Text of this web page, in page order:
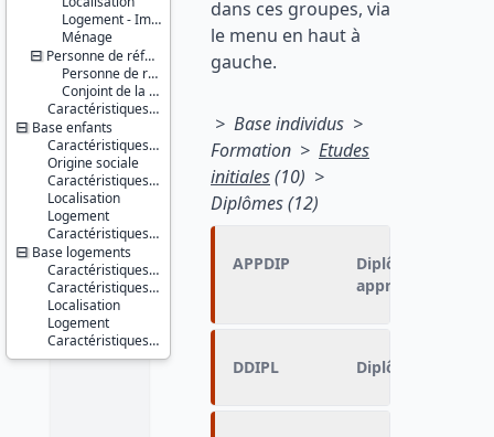
identifiants. date : 2015-11-13
Logement - Immeuble
Ménage
Personne de référence du ménage et son conjoint
Personne de référence du ménage
Conjoint de la personne de référence du ménage
Caractéristiques d'enquête
Base enfants
Caractéristiques personnelles
Origine sociale
Caractéristiques du ménage
Localisation
Logement
Caractéristiques d'enquête
Base logements
Caractéristiques de la PRM
Caractéristiques du ménage
Localisation
Logement
Caractéristiques d'enquête
dans ces groupes, via
le menu en haut à
gauche.
> Base individus >
Formation > Etudes
initiales(10) >
Diplômes (12)
APPDIP
Diplôme le plus
apprenti sous
DDIPL Diplôme le plus